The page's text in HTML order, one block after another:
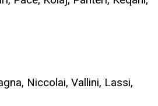
Niccolai, Vallini, Lassi,